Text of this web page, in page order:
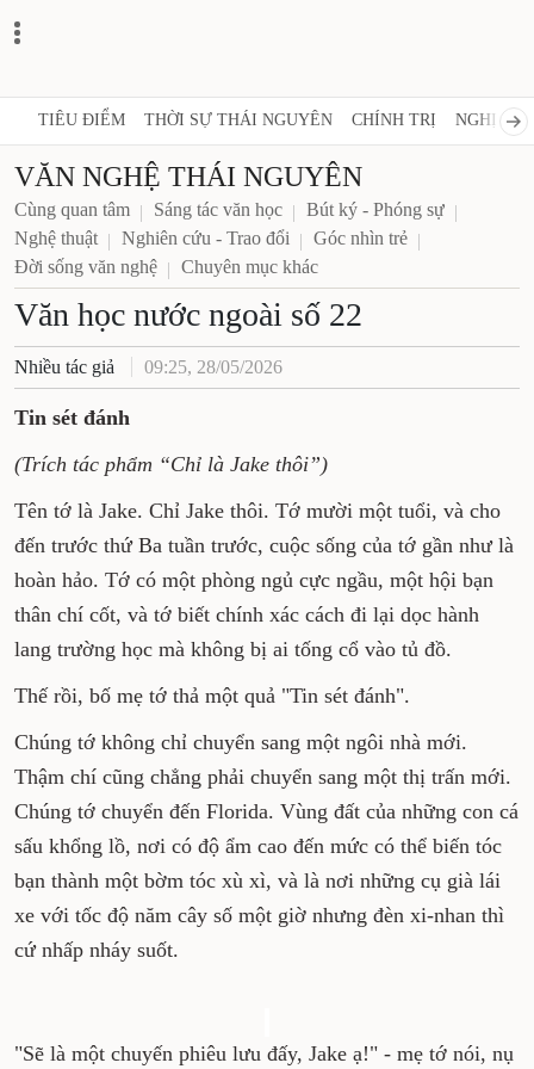
TIÊU ĐIỂM THỜI SỰ THÁI NGUYÊN CHÍNH TRỊ NGHỊ
VĂN NGHỆ THÁI NGUYÊN
Cùng quan tâm Sáng tác văn học
Bút ký - Phóng sự
Nghệ thuật
Nghiên cứu - Trao đổi
Góc nhìn trẻ
Đời sống văn nghệ
Chuyên mục khác
Văn học nước ngoài số 22
Nhiều tác giả 09:25, 28/05/2026
Tin sét đánh
(Trích tác phẩm “Chỉ là Jake thôi”)
Tên tớ là Jake. Chỉ Jake thôi. Tớ mười một tuổi, và cho
đến trước thứ Ba tuần trước, cuộc sống của tớ gần như là
hoàn hảo. Tớ có một phòng ngủ cực ngầu, một hội bạn
thân chí cốt, và tớ biết chính xác cách đi lại dọc hành
lang trường học mà không bị ai tống cổ vào tủ đồ.
Thế rồi, bố mẹ tớ thả một quả "Tin sét đánh".
Chúng tớ không chỉ chuyển sang một ngôi nhà mới.
Thậm chí cũng chẳng phải chuyển sang một thị trấn mới.
Chúng tớ chuyển đến Florida. Vùng đất của những con cá
sấu khổng lồ, nơi có độ ẩm cao đến mức có thể biến tóc
bạn thành một bờm tóc xù xì, và là nơi những cụ già lái
xe với tốc độ năm cây số một giờ nhưng đèn xi-nhan thì
cứ nhấp nháy suốt.
"Sẽ là một chuyến phiêu lưu đấy, Jake ạ!" - mẹ tớ nói, nụ